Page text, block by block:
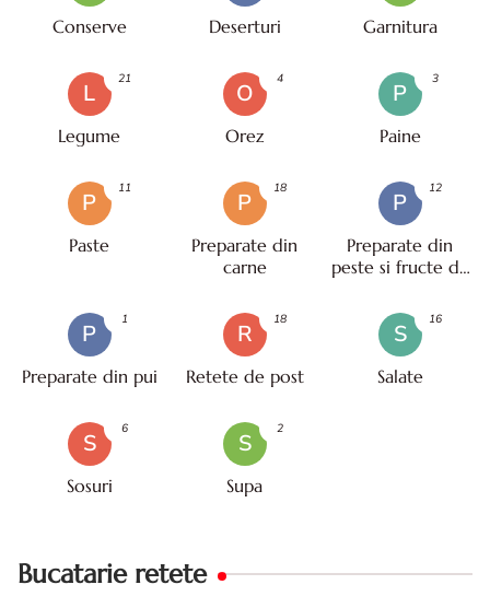
Conserve Deserturi Garnitura
L
Legume
21
O
Orez
4
P
Paine
3
P
Paste
11
P
Preparate din
carne
18
P
Preparate din
peste si fructe de
12
P
Preparate din pui
1
R
Retete de post
18
S
Salate
16
S
Sosuri
6
S
Supa
2
Bucatarie retete